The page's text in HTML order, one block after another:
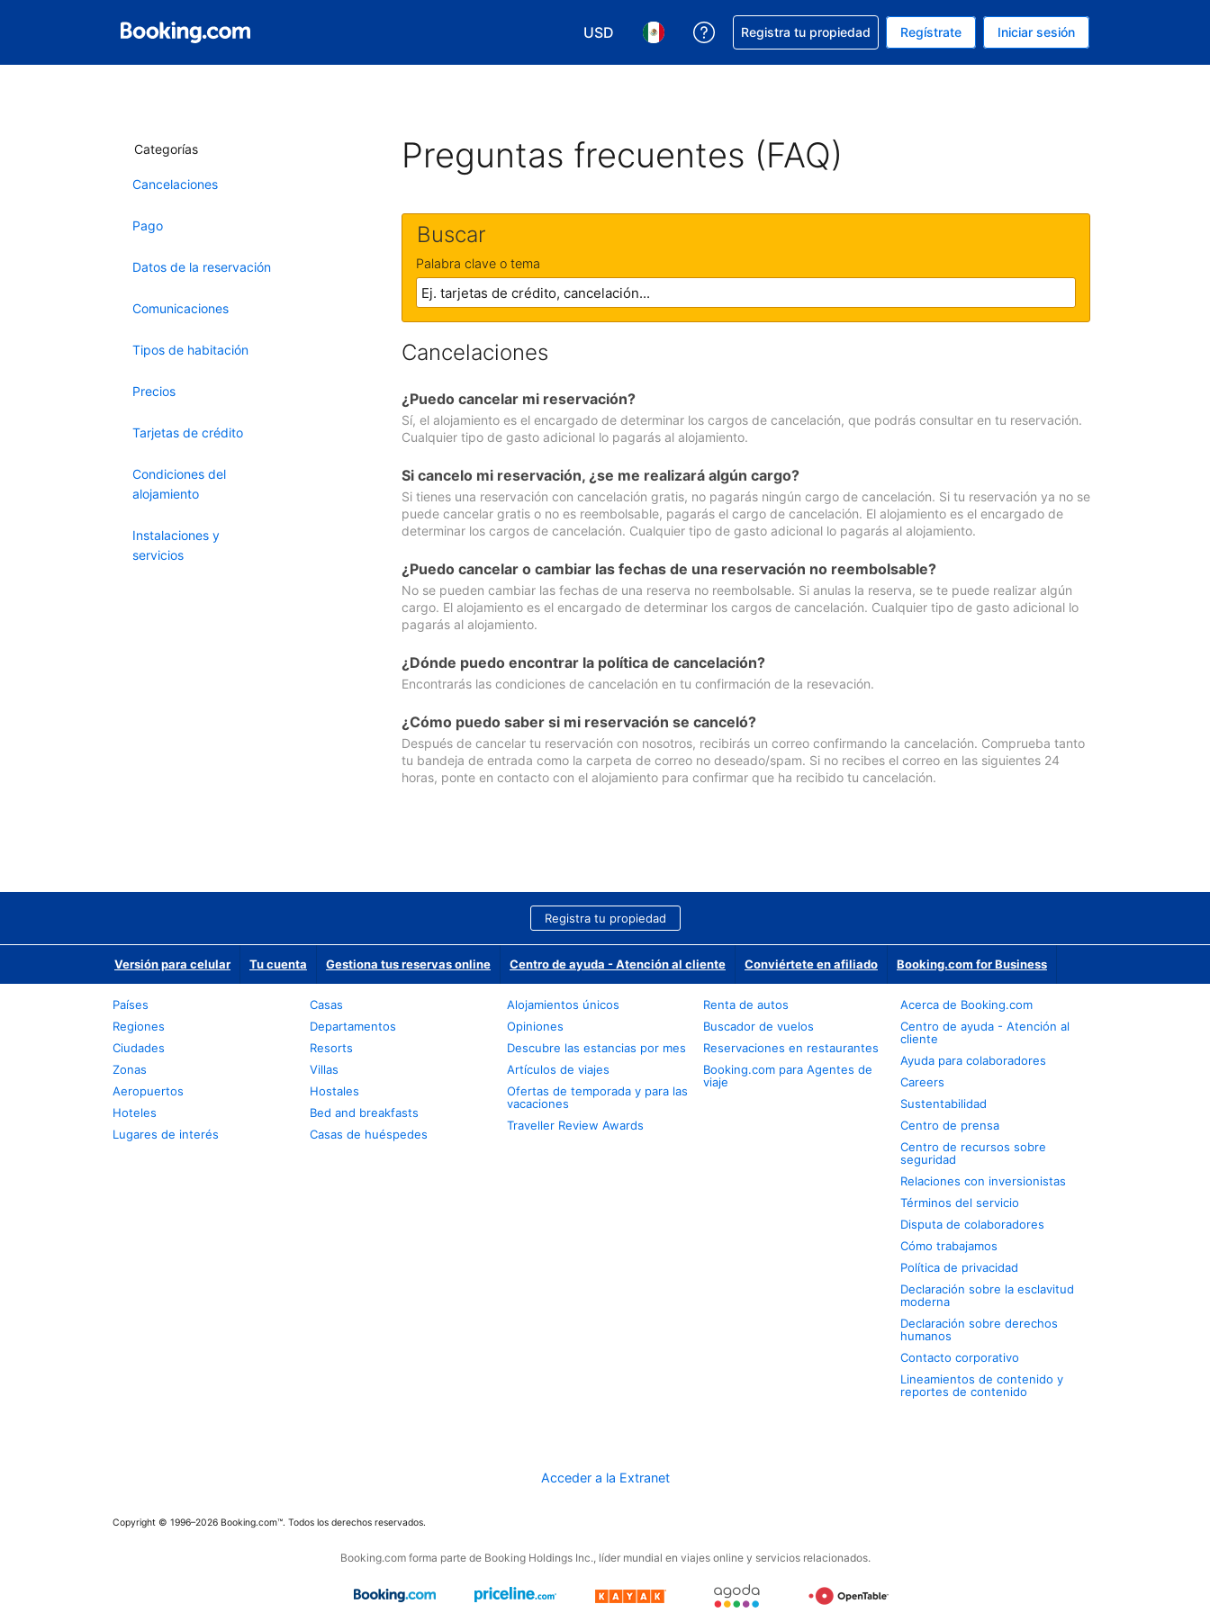
USD
Elegir tu moneda. Tu moneda actual es Dólar de EEUU
Elegir el idioma que prefieres. Tu idioma actual es Español (México)
Obtener ayuda con la reservación
Registra tu propiedad Regístrate Iniciar sesión
Categorías
Cancelaciones
Pago
Datos de la reservación
Comunicaciones
Tipos de habitación
Precios
Tarjetas de crédito
Condiciones del
alojamiento
Instalaciones y
servicios
Preguntas frecuentes (FAQ)
Buscar
Palabra clave o tema
Cancelaciones
¿Puedo cancelar mi reservación?
Sí, el alojamiento es el encargado de determinar los cargos de cancelación, que podrás consultar en tu reservación.
Cualquier tipo de gasto adicional lo pagarás al alojamiento.
Si cancelo mi reservación, ¿se me realizará algún cargo?
Si tienes una reservación con cancelación gratis, no pagarás ningún cargo de cancelación. Si tu reservación ya no se
puede cancelar gratis o no es reembolsable, pagarás el cargo de cancelación. El alojamiento es el encargado de
determinar los cargos de cancelación. Cualquier tipo de gasto adicional lo pagarás al alojamiento.
¿Puedo cancelar o cambiar las fechas de una reservación no reembolsable?
No se pueden cambiar las fechas de una reserva no reembolsable. Si anulas la reserva, se te puede realizar algún
cargo. El alojamiento es el encargado de determinar los cargos de cancelación. Cualquier tipo de gasto adicional lo
pagarás al alojamiento.
¿Dónde puedo encontrar la política de cancelación?
Encontrarás las condiciones de cancelación en tu confirmación de la resevación.
¿Cómo puedo saber si mi reservación se canceló?
Después de cancelar tu reservación con nosotros, recibirás un correo confirmando la cancelación. Comprueba tanto
tu bandeja de entrada como la carpeta de correo no deseado/spam. Si no recibes el correo en las siguientes 24
horas, ponte en contacto con el alojamiento para confirmar que ha recibido tu cancelación.
Registra tu propiedad
Versión para celular Tu cuenta Gestiona tus reservas online Centro de ayuda - Atención al cliente Conviértete en afiliado Booking.com for Business
Países
Regiones
Ciudades
Zonas
Aeropuertos
Hoteles
Lugares de interés
Casas
Departamentos
Resorts
Villas
Hostales
Bed and breakfasts
Casas de huéspedes
Alojamientos únicos
Opiniones
Descubre las estancias por mes
Artículos de viajes
Ofertas de temporada y para las
vacaciones
Traveller Review Awards
Renta de autos
Buscador de vuelos
Reservaciones en restaurantes
Booking.com para Agentes de
viaje
Acerca de Booking.com
Centro de ayuda - Atención al
cliente
Ayuda para colaboradores
Careers
Sustentabilidad
Centro de prensa
Centro de recursos sobre
seguridad
Relaciones con inversionistas
Términos del servicio
Disputa de colaboradores
Cómo trabajamos
Política de privacidad
Declaración sobre la esclavitud
moderna
Declaración sobre derechos
humanos
Contacto corporativo
Lineamientos de contenido y
reportes de contenido
Acceder a la Extranet
Copyright © 1996–2026 Booking.com™. Todos los derechos reservados.
Booking.com forma parte de Booking Holdings Inc., líder mundial en viajes online y servicios relacionados.